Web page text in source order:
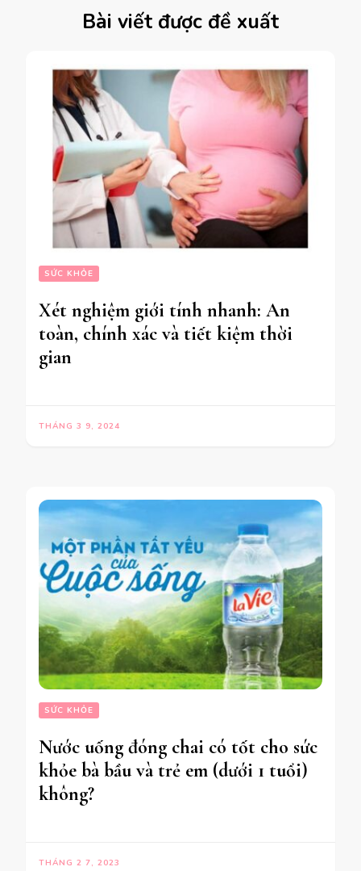
Bài viết được đề xuất
SỨC KHỎE
Xét nghiệm giới tính nhanh: An
toàn, chính xác và tiết kiệm thời
gian
THÁNG 3 9, 2024
SỨC KHỎE
Nước uống đóng chai có tốt cho sức
khỏe bà bầu và trẻ em (dưới 1 tuổi)
không?
THÁNG 2 7, 2023